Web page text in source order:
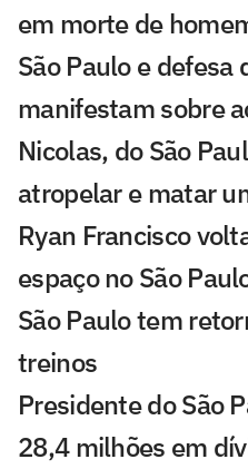
em morte de
São Paulo e defesa
manifestam sobre
Nicolas, do São
atropelar e matar
Ryan Francisco
espaço no São
São Paulo tem
treinos
Presidente do São
28,4 milhões em